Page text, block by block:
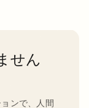
せん
ンで、人間